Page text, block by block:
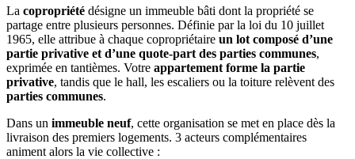
La copropriété désigne un immeuble bâti dont la propriété se
partage entre plusieurs personnes. Définie par la loi du 10 juillet
1965, elle attribue à chaque copropriétaire un lot composé d’une
partie privative et d’une quote-part des parties communes,
exprimée en tantièmes. Votre appartement forme la partie
privative, tandis que le hall, les escaliers ou la toiture relèvent des
parties communes.
Dans un immeuble neuf, cette organisation se met en place dès la
livraison des premiers logements. 3 acteurs complémentaires
animent alors la vie collective :